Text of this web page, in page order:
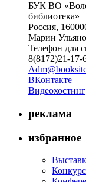
БУК ВО
библиотека»
Россия,
Марии
Телефон для
8(8172)21-17-
ВКонтакте
Видеохостинг
реклама
избранное